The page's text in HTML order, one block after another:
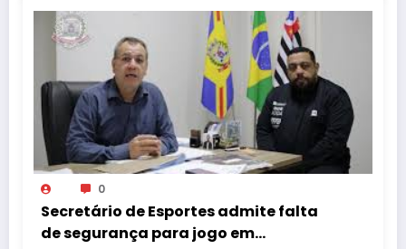
0
Secretário de Esportes admite falta
de segurança para jogo em